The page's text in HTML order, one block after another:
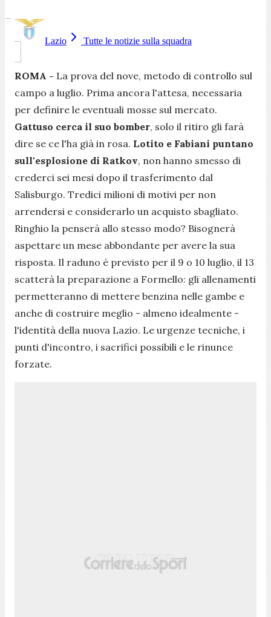
Lazio Tutte le notizie sulla squadra
ROMA - La prova del nove, metodo di controllo sul
campo a luglio. Prima ancora l'attesa, necessaria
per definire le eventuali mosse sul mercato.
Gattuso cerca il suo bomber, solo il ritiro gli farà
dire se ce l'ha già in rosa. Lotito e Fabiani puntano
sull'esplosione di Ratkov, non hanno smesso di
crederci sei mesi dopo il trasferimento dal
Salisburgo. Tredici milioni di motivi per non
arrendersi e considerarlo un acquisto sbagliato.
Ringhio la penserà allo stesso modo? Bisognerà
aspettare un mese abbondante per avere la sua
risposta. Il raduno è previsto per il 9 o 10 luglio, il 13
scatterà la preparazione a Formello: gli allenamenti
permetteranno di mettere benzina nelle gambe e
anche di costruire meglio - almeno idealmente -
l'identità della nuova Lazio. Le urgenze tecniche, i
punti d'incontro, i sacrifici possibili e le rinunce
forzate.